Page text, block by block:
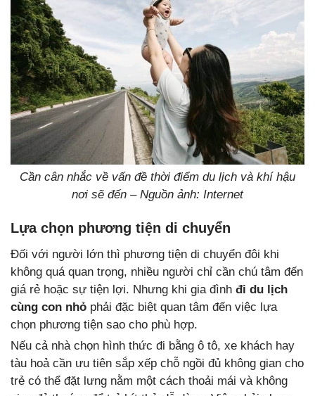
Cần cân nhắc về vấn đề thời điểm du lịch và khí hậu
nơi sẽ đến – Nguồn ảnh: Internet
Lựa chọn phương tiện di chuyển
Đối với người lớn thì phương tiện di chuyển đôi khi
không quá quan trọng, nhiều người chỉ cần chú tâm đến
giá rẻ hoặc sự tiện lợi. Nhưng khi gia đình đi du lịch
cùng con nhỏ phải đặc biệt quan tâm đến việc lựa
chọn phương tiện sao cho phù hợp.
Nếu cả nhà chọn hình thức đi bằng ô tô, xe khách hay
tàu hoả cần ưu tiên sắp xếp chỗ ngồi đủ không gian cho
trẻ có thể đặt lưng nằm một cách thoải mái và không